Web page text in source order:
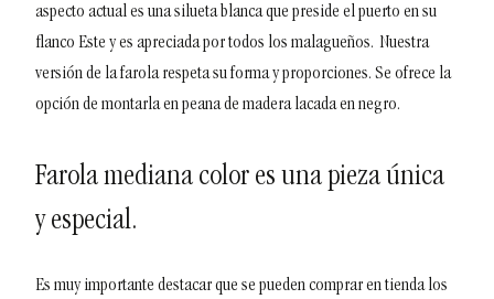
aspecto actual es una silueta blanca que preside el puerto en su
flanco Este y es apreciada por todos los malagueños. Nuestra
versión de la farola respeta su forma y proporciones. Se ofrece la
opción de montarla en peana de madera lacada en negro.
Farola mediana color es una pieza única
y especial.
Es muy importante destacar que se pueden comprar en tienda los